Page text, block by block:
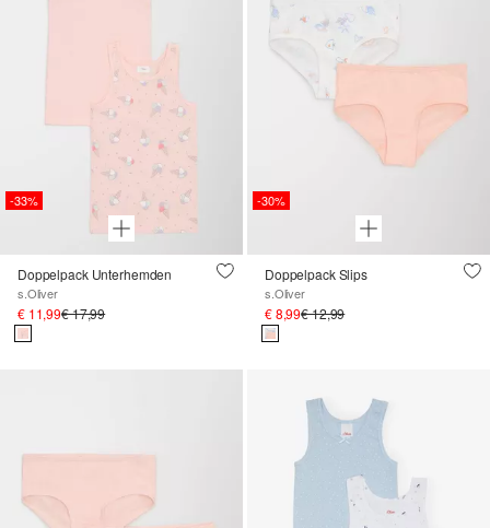
-33%
Doppelpack Unterhemden
s.Oliver
€ 11,99€ 17,99
-30%
Doppelpack Slips
s.Oliver
€ 8,99€ 12,99